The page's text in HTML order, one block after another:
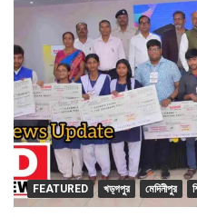
FEATURED খড়্গপুর মেদিনীপুর